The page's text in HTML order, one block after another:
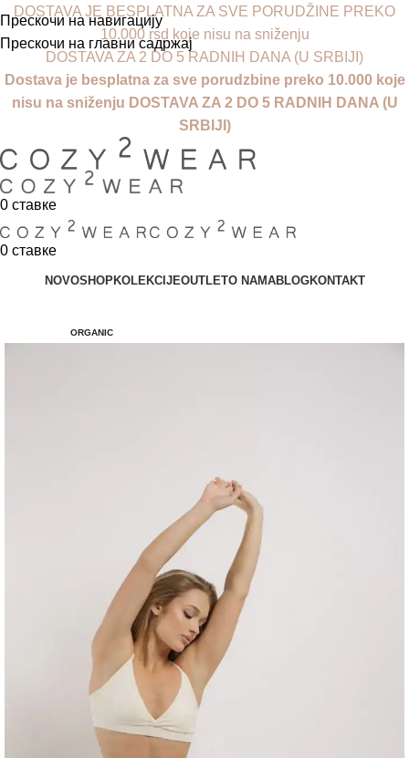
Прескочи на навигацију
Прескочи на главни садржај
DOSTAVA JE BESPLATNA ZA SVE PORUDŽINE PREKO
10.000 rsd koje nisu na sniženju
DOSTAVA ZA 2 DO 5 RADNIH DANA (U SRBIJI)
Dostava je besplatna za sve porudzbine preko 10.000 koje
nisu na sniženju DOSTAVA ZA 2 DO 5 RADNIH DANA (U
SRBIJI)
0 ставке
0 ставке
NOVOSHOPKOLEKCIJEOUTLETO NAMABLOGKONTAKT
ORGANIC